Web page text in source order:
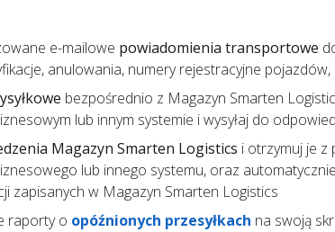
e-mailowe powiadomienia transportowe
anulowania, numery rejestracyjne
bezpośrednio z Magazyn Smarten
lub innym systemie i wysyłaj do
Magazyn Smarten Logistics i otrzymuj je
lub innego systemu, oraz
zapisanych w Magazyn Smarten Logistics
raporty o opóźnionych przesyłkach na swoją